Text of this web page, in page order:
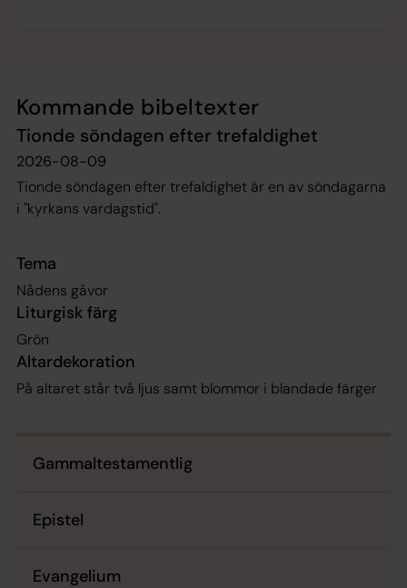
Kommande bibeltexter
Tionde söndagen efter trefaldighet
2026-08-09
Tionde söndagen efter trefaldighet är en av söndagarna
i "kyrkans vardagstid".
Tema
Nådens gåvor
Liturgisk färg
Grön
Altardekoration
På altaret står två ljus samt blommor i blandade färger
Gammaltestamentlig
Epistel
Evangelium